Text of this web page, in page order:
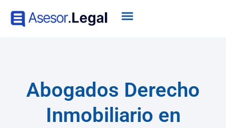
Abogados Derecho
Inmobiliario en